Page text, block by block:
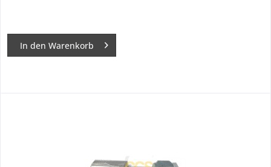
In den Warenkorb